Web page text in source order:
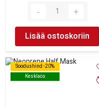
Lisää ostoskoriin
Soodushind -20%
Kesklaos
Soodushind -20%
Kesklaos